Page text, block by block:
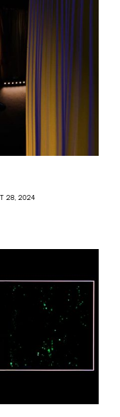
28, 2024